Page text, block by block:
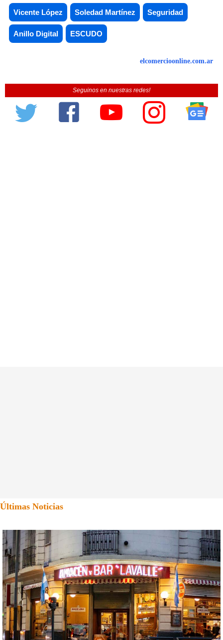
Vicente López Soledad Martínez Seguridad
Anillo Digital ESCUDO
elcomercioonline.com.ar
Seguinos en nuestras redes!
Últimas Noticias